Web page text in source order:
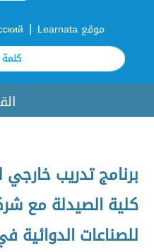
موقع Learnata |
برنامج تدريب
كلية الصيدلة مع
للصناعات الدوائية